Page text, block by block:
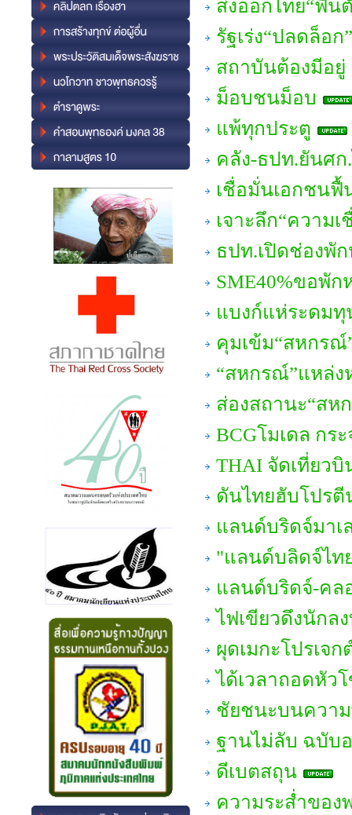
ส่งออกไทย“ฟื้
รัฐเร่ง“ปลดล็อ
สถาบันต้องมีอยู่
ม็อบชนม็อบ
แพ้ทุกประตู
คลัง-ธปท.ยันศก
เชื่อมั่นเอกชนฟื้
เจาะลึก“ความ
ธปท.เปิดช่องพั
SME40%ขอพั
แบงก์แห่ระดมทุ
คุมเข้ม“สหกรณ์
“สหกรณ์”แหล่ง
ส่องสถานะ“สห
BCGโมเดล ก
THAI จัดเที่ยว
ดันไทยฮับโปรตี
แลนด์บริดจ์มาเ
"แลนด์บลิดจ์ไท
แลนด์บริดจ์-คล
ไฟเขียวดึงนักล
ผุดเมกะโปรเจ
ได้เวลาถอดหัว
ชัยชนะบนควา
ฐานไม่ลับ ฉบับ
ดีเบตสถุน
ความระส่ำของ